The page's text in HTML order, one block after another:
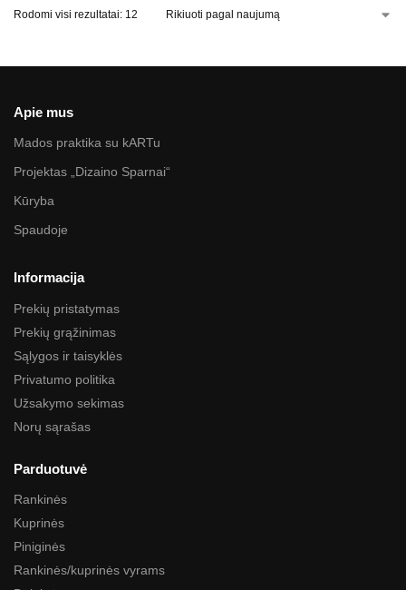
Rodomi visi rezultatai: 12
Apie mus
Mados praktika su kARTu
Projektas „Dizaino Sparnai“
Kūryba
Spaudoje
Informacija
Prekių pristatymas
Prekių grąžinimas
Sąlygos ir taisyklės
Privatumo politika
Užsakymo sekimas
Norų sąrašas
Parduotuvė
Rankinės
Kuprinės
Piniginės
Rankinės/kuprinės vyrams